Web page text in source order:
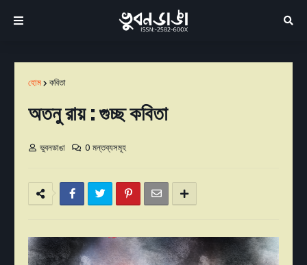
হোম কবিতা
অতনু রায় : গুচ্ছ কবিতা
ভুবনডাঙা 0 মন্তব্যসমূহ